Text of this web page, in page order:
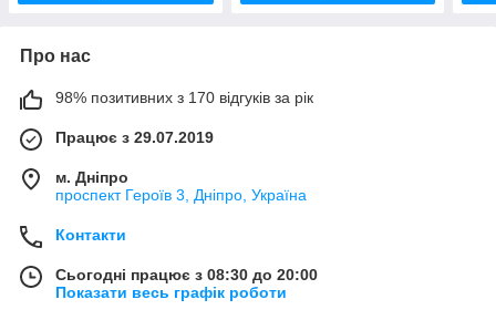
Про нас
98% позитивних з 170 відгуків за рік
Працює з 29.07.2019
м. Дніпро
проспект Героїв 3, Дніпро, Україна
Контакти
Сьогодні працює з 08:30 до 20:00
Показати весь графік роботи